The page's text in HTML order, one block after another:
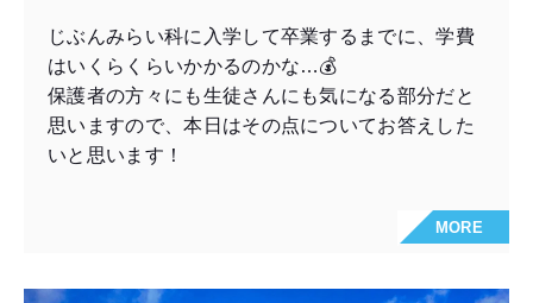
じぶんみらい科に入学して卒業するまでに、学費
はいくらくらいかかるのかな…💰
保護者の方々にも生徒さんにも気になる部分だと
思いますので、本日はその点についてお答えした
いと思います！
MORE